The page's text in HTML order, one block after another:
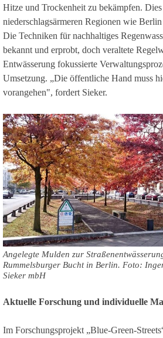
Hitze und Trockenheit zu bekämpfen. Dies
niederschlagsärmeren Regionen wie
Die Techniken für nachhaltiges
bekannt und erprobt, doch veraltete
Entwässerung fokussierte
Umsetzung. „Die öffentliche Hand muss
vorangehen", fordert Sieker.
Angelegte Mulden zur
Rummelsburger Bucht in Berlin. Foto:
Sieker mbH
Aktuelle Forschung und individuelle
Im Forschungsprojekt „Blue-Green-